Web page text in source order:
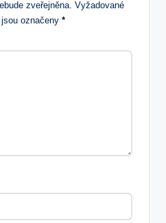
zveřejněna. Vyžadované
označeny *